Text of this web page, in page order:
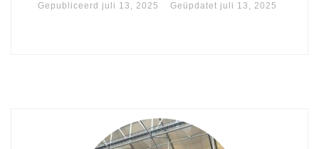
Gepubliceerd juli 13, 2025 Geüpdatet juli 13, 2025